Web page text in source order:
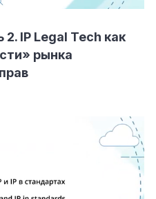
IP Legal Tech как
рынка